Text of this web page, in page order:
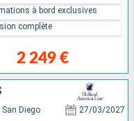
2 249 €
à bord exclusives
complète
San Diego 27/03/2027